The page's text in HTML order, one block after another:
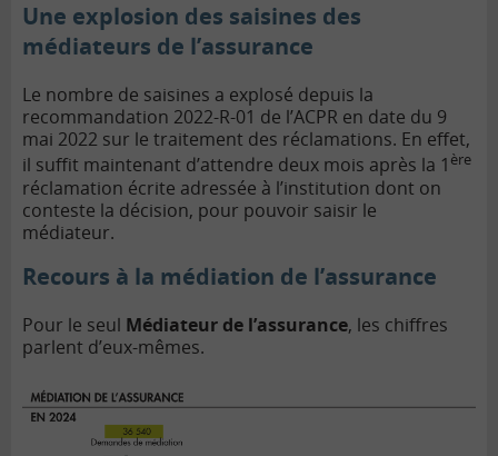
Une explosion des saisines des
médiateurs de l’assurance
Le nombre de saisines a explosé depuis la
recommandation 2022-R-01 de l’ACPR en date du 9
mai 2022 sur le traitement des réclamations. En effet,
il suffit maintenant d’attendre deux mois après la 1 ère
réclamation écrite adressée à l’institution dont on
conteste la décision, pour pouvoir saisir le
médiateur.
Recours à la médiation de l’assurance
Pour le seul Médiateur de l’assurance, les chiffres
parlent d’eux-mêmes.